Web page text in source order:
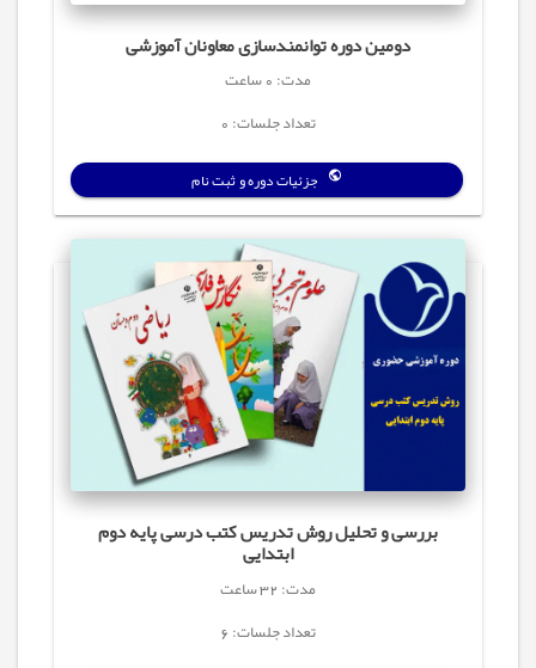
دومین دوره توانمندسازی معاونان آموزشی
مدت: 0 ساعت
تعداد جلسات: 0
جزئیات دوره و ثبت نام
بررسی و تحلیل روش تدریس کتب درسی پایه دوم
ابتدایی
مدت: 32 ساعت
تعداد جلسات: 6